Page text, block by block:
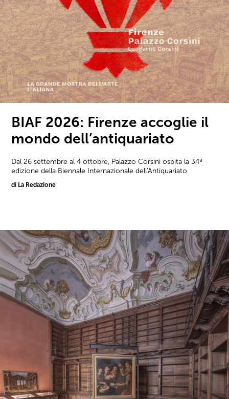
BIAF 2026: Firenze accoglie il
mondo dell’antiquariato
Dal 26 settembre al 4 ottobre, Palazzo Corsini ospita la 34ª
edizione della Biennale Internazionale dell'Antiquariato
di La Redazione